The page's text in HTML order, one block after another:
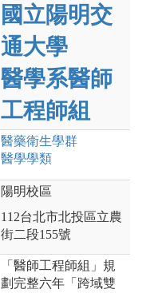
國立陽明交
通大學
醫學系醫師
工程師組
醫藥衛生學群
醫學學類
陽明校區
112台北市北投區立農
街二段155號
「醫師工程師組」規
劃完整六年「跨域雙